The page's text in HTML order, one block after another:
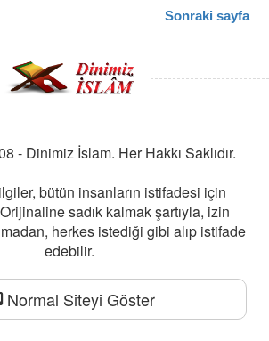
Sonraki sayfa
- Dinimiz İslam. Her Hakkı Saklıdır.
bütün insanların istifadesi için
Orijinaline sadık kalmak şartıyla, izin
herkes istediği gibi alıp istifade
edebilir.
Normal Siteyi Göster